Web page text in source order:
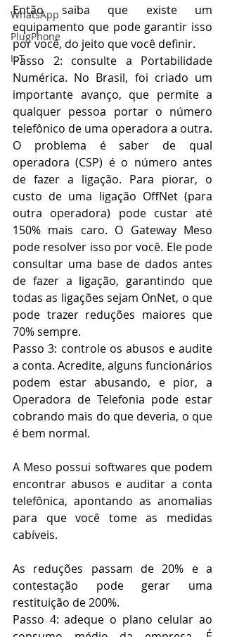
WhatsApp
PlugPhone
IoT
Então saiba que existe um
equipamento que pode garantir isso
por você, do jeito que você definir.
Passo 2: consulte a Portabilidade
Numérica. No Brasil, foi criado um
importante avanço, que permite a
qualquer pessoa portar o número
telefônico de uma operadora a outra.
O problema é saber de qual
operadora (CSP) é o número antes
de fazer a ligação. Para piorar, o
custo de uma ligação OffNet (para
outra operadora) pode custar até
150% mais caro. O Gateway Meso
pode resolver isso por você. Ele pode
consultar uma base de dados antes
de fazer a ligação, garantindo que
todas as ligações sejam OnNet, o que
pode trazer reduções maiores que
70% sempre.
Passo 3: controle os abusos e audite
a conta. Acredite, alguns funcionários
podem estar abusando, e pior, a
Operadora de Telefonia pode estar
cobrando mais do que deveria, o que
é bem normal.
A Meso possui softwares que podem
encontrar abusos e auditar a conta
telefônica, apontando as anomalias
para que você tome as medidas
cabíveis.
As reduções passam de 20% e a
contestação pode gerar uma
restituição de 200%.
Passo 4: adeque o plano celular ao